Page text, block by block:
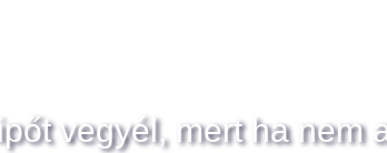
vegyél, mert ha nem